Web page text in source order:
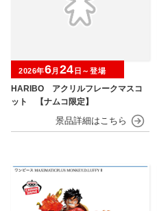
HARIBO アクリルフレークマスコ
ット 【ナムコ限定】
2026年6月 24 日～登場